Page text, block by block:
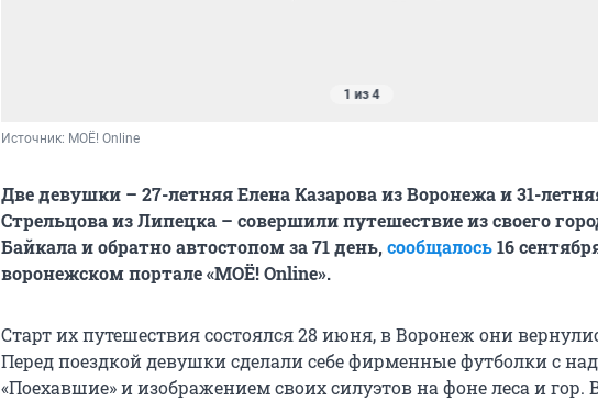
1 из 4
Источник: МОЁ! Online
Две девушки – 27-летняя Елена Казарова из Воронежа и 31-
Стрельцова из Липецка – совершили путешествие из своего
Байкала и обратно автостопом за 71 день,сообщалось16
воронежском портале «МОЁ! Online».
Старт их путешествия состоялся 28 июня, в Воронеж они
Перед поездкой девушки сделали себе фирменные футболки с
«Поехавшие» и изображением своих силуэтов на фоне леса и гор.